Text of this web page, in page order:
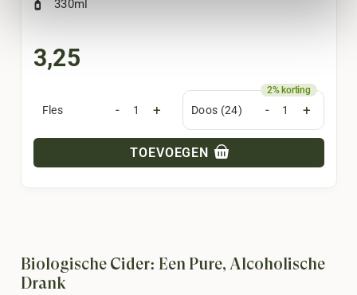
330ml
3,25
Fles - + Doos (24) - +
TOEVOEGEN
Biologische Cider: Een Pure, Alcoholische
Drank